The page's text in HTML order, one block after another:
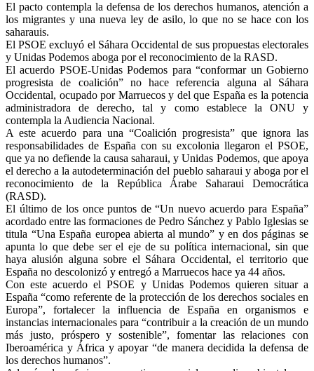
El pacto contempla la defensa de los derechos humanos, atención a
los migrantes y una nueva ley de asilo, lo que no se hace con los
saharauis.
El PSOE excluyó el Sáhara Occidental de sus propuestas electorales
y Unidas Podemos aboga por el reconocimiento de la RASD.
El acuerdo PSOE-Unidas Podemos para “conformar un Gobierno
progresista de coalición” no hace referencia alguna al Sáhara
Occidental, ocupado por Marruecos y del que España es la potencia
administradora de derecho, tal y como establece la ONU y
contempla la Audiencia Nacional.
A este acuerdo para una “Coalición progresista” que ignora las
responsabilidades de España con su excolonia llegaron el PSOE,
que ya no defiende la causa saharaui, y Unidas Podemos, que apoya
el derecho a la autodeterminación del pueblo saharaui y aboga por el
reconocimiento de la República Árabe Saharaui Democrática
(RASD).
El último de los once puntos de “Un nuevo acuerdo para España”
acordado entre las formaciones de Pedro Sánchez y Pablo Iglesias se
titula “Una España europea abierta al mundo” y en dos páginas se
apunta lo que debe ser el eje de su política internacional, sin que
haya alusión alguna sobre el Sáhara Occidental, el territorio que
España no descolonizó y entregó a Marruecos hace ya 44 años.
Con este acuerdo el PSOE y Unidas Podemos quieren situar a
España “como referente de la protección de los derechos sociales en
Europa”, fortalecer la influencia de España en organismos e
instancias internacionales para “contribuir a la creación de un mundo
más justo, próspero y sostenible”, fomentar las relaciones con
Iberoamérica y África y apoyar “de manera decidida la defensa de
los derechos humanos”.